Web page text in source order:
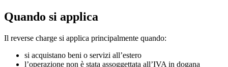
Quando si applica
Il reverse charge si applica principalmente quando:
si acquistano beni o servizi all’estero
l’operazione non è stata assoggettata all’IVA in dogana